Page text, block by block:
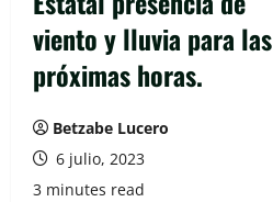
viento y lluvia para las
próximas horas.
Betzabe Lucero
6 julio, 2023
3 minutes read